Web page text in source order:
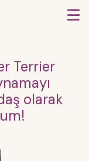
Terrier
olarak